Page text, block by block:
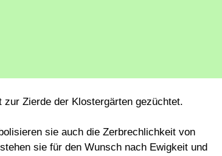
Zierde der Klostergärten gezüchtet.
sie auch die Zerbrechlichkeit von
sie für den Wunsch nach Ewigkeit und